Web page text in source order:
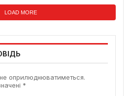
LOAD MORE
оприлюднюватиметься.
*